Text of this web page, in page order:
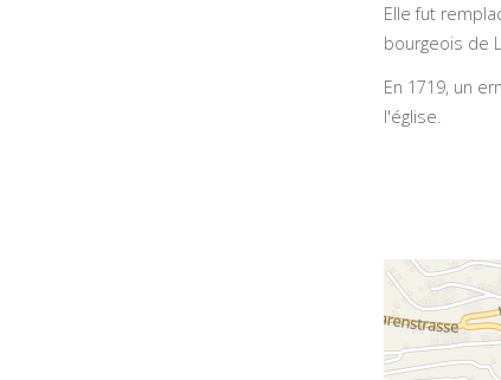
Elle fut
bourgeois de
En 1719, un
l'église.